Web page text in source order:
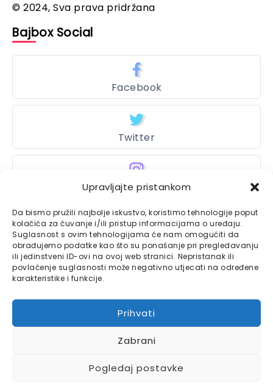
Upravljajte pristankom
Da bismo pružili najbolje iskustvo, koristimo tehnologije poput
kolačića za čuvanje i/ili pristup informacijama o uređaju.
Suglasnost s ovim tehnologijama će nam omogućiti da
obrađujemo podatke kao što su ponašanje pri pregledavanju
ili jedinstveni ID-ovi na ovoj web stranici. Nepristanak ili
povlačenje suglasnosti može negativno utjecati na određene
karakteristike i funkcije.
Prihvati
Zabrani
Pogledaj postavke
© 2024, Sva prava pridržana
Bajbox Social
Facebook
Twitter
Instagram
Bajtbox
Linkovi
Kontaktirajte nas
Impressum
Bajtbox koristi
usluge.